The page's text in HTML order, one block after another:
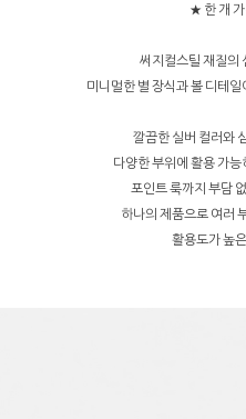
★ 한 개
써지컬스틸 재질의
미니멀한 별 장식과 볼 디테
깔끔한 실버 컬러와
다양한 부위에 활용 가
포인트 룩까지 부담
하나의 제품으로 여러
활용도가 높